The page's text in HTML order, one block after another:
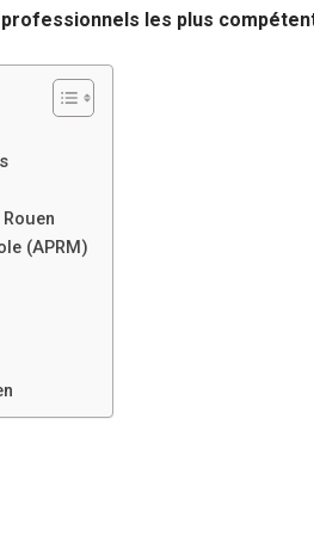
les plus
(APRM)